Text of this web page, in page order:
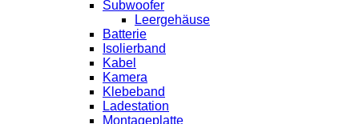
Subwoofer
Leergehäuse
Batterie
Isolierband
Kabel
Kamera
Klebeband
Ladestation
Montageplatte